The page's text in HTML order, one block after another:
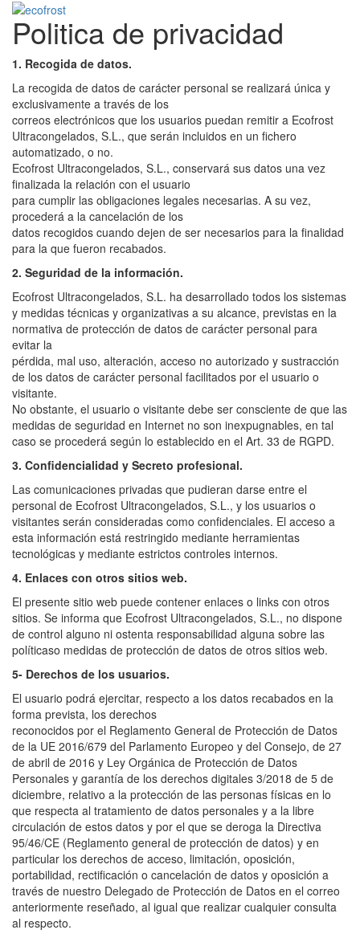
Politica de privacidad
1. Recogida de datos.
La recogida de datos de carácter personal se realizará única y
exclusivamente a través de los
correos electrónicos que los usuarios puedan remitir a Ecofrost
Ultracongelados, S.L., que serán incluidos en un fichero
automatizado, o no.
Ecofrost Ultracongelados, S.L., conservará sus datos una vez
finalizada la relación con el usuario
para cumplir las obligaciones legales necesarias. A su vez,
procederá a la cancelación de los
datos recogidos cuando dejen de ser necesarios para la finalidad
para la que fueron recabados.
2. Seguridad de la información.
Ecofrost Ultracongelados, S.L. ha desarrollado todos los sistemas
y medidas técnicas y organizativas a su alcance, previstas en la
normativa de protección de datos de carácter personal para
evitar la
pérdida, mal uso, alteración, acceso no autorizado y sustracción
de los datos de carácter personal facilitados por el usuario o
visitante.
No obstante, el usuario o visitante debe ser consciente de que las
medidas de seguridad en Internet no son inexpugnables, en tal
caso se procederá según lo establecido en el Art. 33 de RGPD.
3. Confidencialidad y Secreto profesional.
Las comunicaciones privadas que pudieran darse entre el
personal de Ecofrost Ultracongelados, S.L., y los usuarios o
visitantes serán consideradas como confidenciales. El acceso a
esta información está restringido mediante herramientas
tecnológicas y mediante estrictos controles internos.
4. Enlaces con otros sitios web.
El presente sitio web puede contener enlaces o links con otros
sitios. Se informa que Ecofrost Ultracongelados, S.L., no dispone
de control alguno ni ostenta responsabilidad alguna sobre las
políticaso medidas de protección de datos de otros sitios web.
5- Derechos de los usuarios.
El usuario podrá ejercitar, respecto a los datos recabados en la
forma prevista, los derechos
reconocidos por el Reglamento General de Protección de Datos
de la UE 2016/679 del Parlamento Europeo y del Consejo, de 27
de abril de 2016 y Ley Orgánica de Protección de Datos
Personales y garantía de los derechos digitales 3/2018 de 5 de
diciembre, relativo a la protección de las personas físicas en lo
que respecta al tratamiento de datos personales y a la libre
circulación de estos datos y por el que se deroga la Directiva
95/46/CE (Reglamento general de protección de datos) y en
particular los derechos de acceso, limitación, oposición,
portabilidad, rectificación o cancelación de datos y oposición a
través de nuestro Delegado de Protección de Datos en el correo
anteriormente reseñado, al igual que realizar cualquier consulta
al respecto.